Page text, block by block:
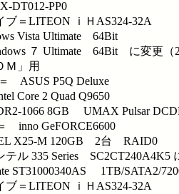
PP0
LITEON ｉＨAS324-32A
Ultimate 64Bit
64Bit に変更（
」用
P5Q Deluxe
2 Quad Q9650
8GB UMAX Pulsar
GeFORCE6600
M 120GB 2台 RAID0
SC2CT240A4K5 に変
1TB/SATA2/
LITEON ｉＨAS324-32A